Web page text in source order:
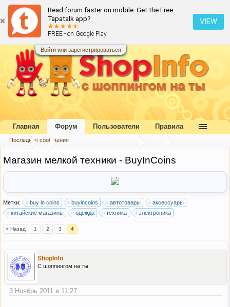
Read forum faster on mobile. Get the Free
Tapatalk app?
FREE - on Google Play
VIEW
Войти или зарегистрироваться
Форум ... Каталог интернет-магазинов
Магазин мелкой техники - BuyInCoins
Метки: buy in coins buyincoins автотовары
аксессуары
китайские магазины
одежда техника электроника
< Назад 1 2 3 4
ShopInfo
C шоппингом на ты
3 Ноябрь 2011 в 11:27
Главная Форум
Последние сообщения
Пользователи Правила